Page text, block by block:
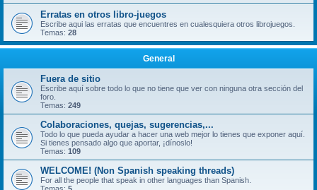
Erratas en otros libro-juegos
Escribe aqui las erratas que encuentres en cualesquiera otros librojuegos.
Temas: 28
General
Fuera de sitio
Escribe aquí sobre todo lo que no tiene que ver con ninguna otra sección del
foro.
Temas: 249
Colaboraciones, quejas, sugerencias,...
Todo lo que pueda ayudar a hacer una web mejor lo tienes que exponer aquí.
Si tienes pensado algo que aportar, ¡dínoslo!
Temas: 109
WELCOME! (Non Spanish speaking threads)
For all the people that speak in other languages than Spanish.